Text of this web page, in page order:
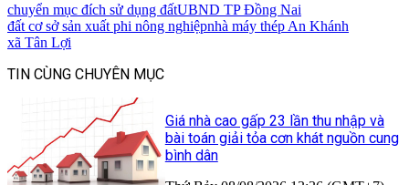
chuyển mục đích sử dụng đấtUBND TP Đồng Nai
đất cơ sở sản xuất phi nông nghiệpnhà máy thép An Khánh
xã Tân Lợi
TIN CÙNG CHUYÊN MỤC
Giá nhà cao gấp 23 lần thu nhập và
bài toán giải tỏa cơn khát nguồn cung
bình dân